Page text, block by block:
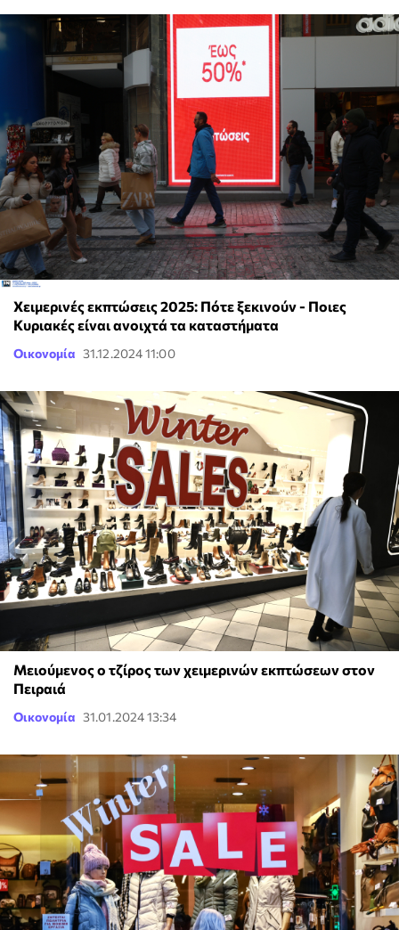
Χειμερινές εκπτώσεις 2025: Πότε ξεκινούν - Ποιες
Κυριακές είναι ανοιχτά τα καταστήματα
Οικονομία 31.12.2024 11:00
Μειούμενος ο τζίρος των χειμερινών εκπτώσεων στον
Πειραιά
Οικονομία 31.01.2024 13:34